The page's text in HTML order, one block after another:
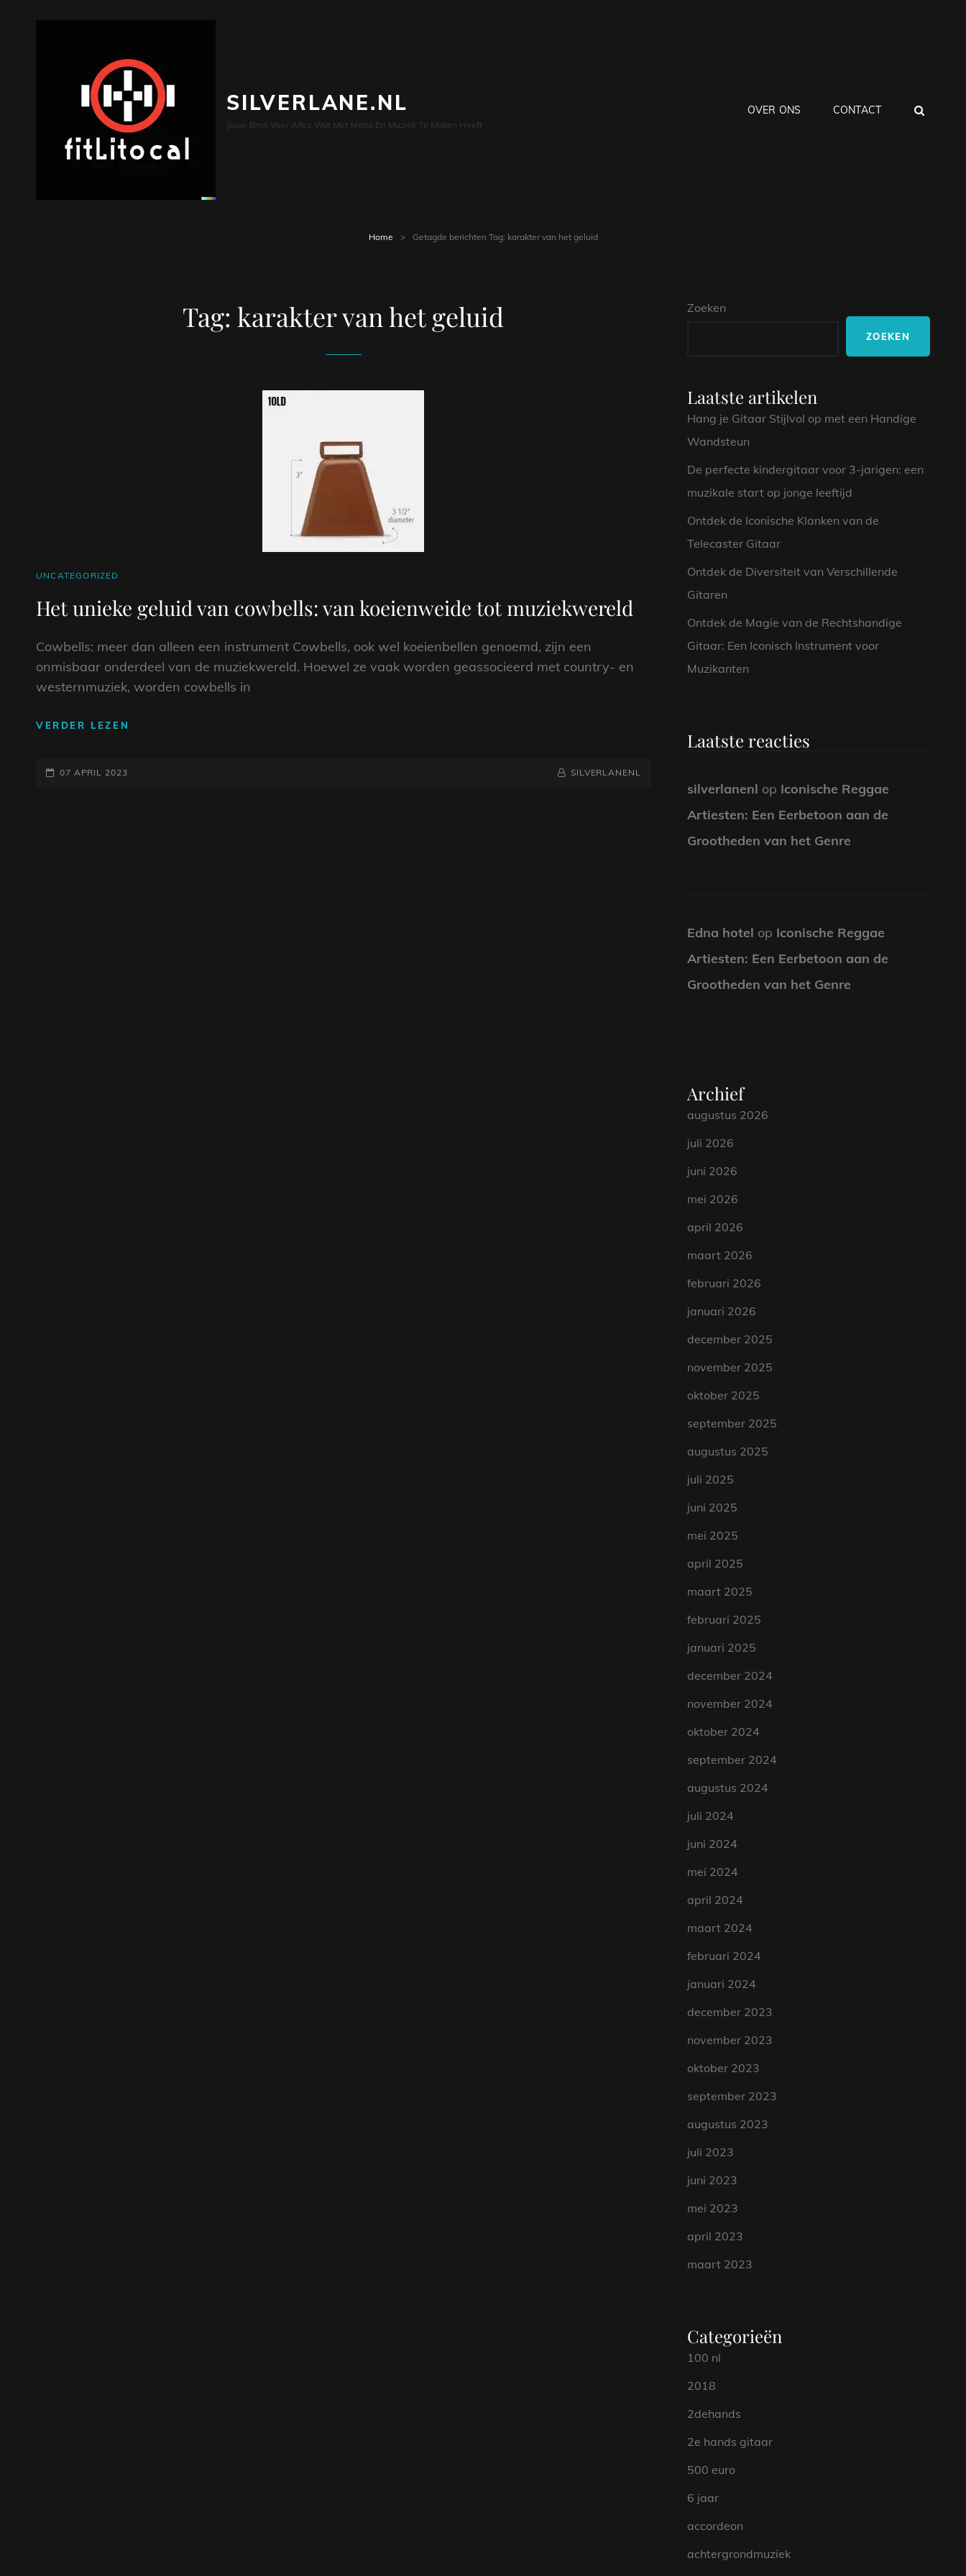
SILVERLANE.NL
Jouw Bron Voor Alles Wat Met Metal En Muziek Te Maken Heeft
OVER ONS CONTACT
Home > Getagde berichten Tag: karakter van het geluid
Tag:karakter van het geluid
CAT
UNCATEGORIZED
Het unieke geluid van cowbells: van koeienweide tot muziekwereld
Cowbells: meer dan alleen een instrument Cowbells, ook wel koeienbellen genoemd, zijn een
onmisbaar onderdeel van de muziekwereld. Hoewel ze vaak worden geassocieerd met country- en
westernmuziek, worden cowbells in
VERDER LEZEN
GEPLAATST
07 APRIL 2023 NAAMREGEL
BYLINE
SILVERLANENL
Zoeken
ZOEKEN
Laatste artikelen
Hang je Gitaar Stijlvol op met een Handige
Wandsteun
De perfecte kindergitaar voor 3-jarigen: een
muzikale start op jonge leeftijd
Ontdek de Iconische Klanken van de
Telecaster Gitaar
Ontdek de Diversiteit van Verschillende
Gitaren
Ontdek de Magie van de Rechtshandige
Gitaar: Een Iconisch Instrument voor
Muzikanten
Laatste reacties
silverlanenl op Iconische Reggae
Artiesten: Een Eerbetoon aan de
Grootheden van het Genre
Edna hotel op Iconische Reggae
Artiesten: Een Eerbetoon aan de
Grootheden van het Genre
Archief
augustus 2026
juli 2026
juni 2026
mei 2026
april 2026
maart 2026
februari 2026
januari 2026
december 2025
november 2025
oktober 2025
september 2025
augustus 2025
juli 2025
juni 2025
mei 2025
april 2025
maart 2025
februari 2025
januari 2025
december 2024
november 2024
oktober 2024
september 2024
augustus 2024
juli 2024
juni 2024
mei 2024
april 2024
maart 2024
februari 2024
januari 2024
december 2023
november 2023
oktober 2023
september 2023
augustus 2023
juli 2023
juni 2023
mei 2023
april 2023
maart 2023
Categorieën
100 nl
2018
2dehands
2e hands gitaar
500 euro
6 jaar
accordeon
achtergrondmuziek